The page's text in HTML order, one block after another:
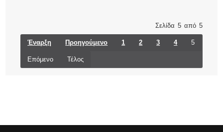
Σελίδα 5 από 5
Έναρξη Προηγούμενο 1 2 3 4 5
Επόμενο Τέλος